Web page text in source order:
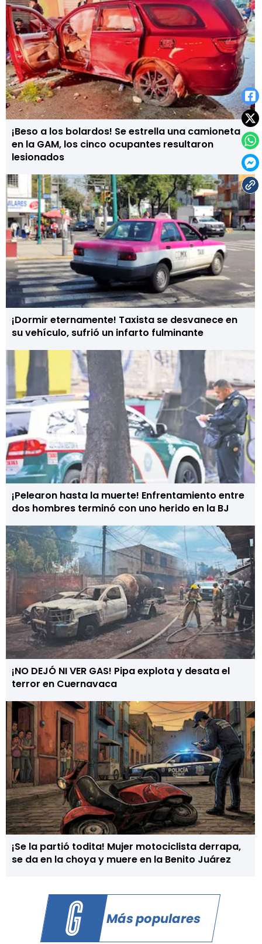
¡Beso a los bolardos! Se estrella una camioneta
en la GAM, los cinco ocupantes resultaron
lesionados
¡Dormir eternamente! Taxista se desvanece en
su vehículo, sufrió un infarto fulminante
¡Pelearon hasta la muerte! Enfrentamiento entre
dos hombres terminó con uno herido en la BJ
¡NO DEJÓ NI VER GAS! Pipa explota y desata el
terror en Cuernavaca
¡Se la partió todita! Mujer motociclista derrapa,
se da en la choya y muere en la Benito Juárez
Más populares